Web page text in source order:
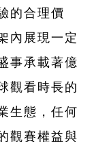
的合理價
內展現一定
事承載著億
觀看時長的
生態，任何
觀賽權益與